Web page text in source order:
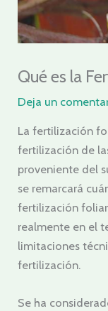
Qué es la
Deja un
La fertilización
fertilización de
proveniente del
se remarcará
fertilización
realmente en el
limitaciones
fertilización.
Se ha